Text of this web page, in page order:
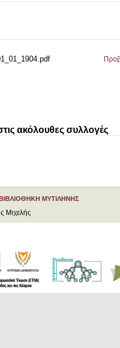
ακόλουθες συλλογές
ΜΥΤΙΛΗΝΗΣ
Μιχελής